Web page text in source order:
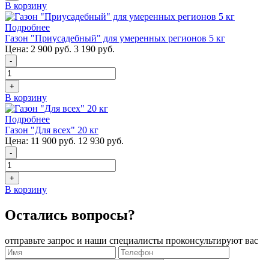
В корзину
Подробнее
Газон "Приусадебный" для умеренных регионов 5 кг
Цена: 2 900 руб. 3 190 руб.
-
+
В корзину
Подробнее
Газон "Для всех" 20 кг
Цена: 11 900 руб. 12 930 руб.
-
+
В корзину
Остались вопросы?
отправьте запрос и наши специалисты проконсультируют вас